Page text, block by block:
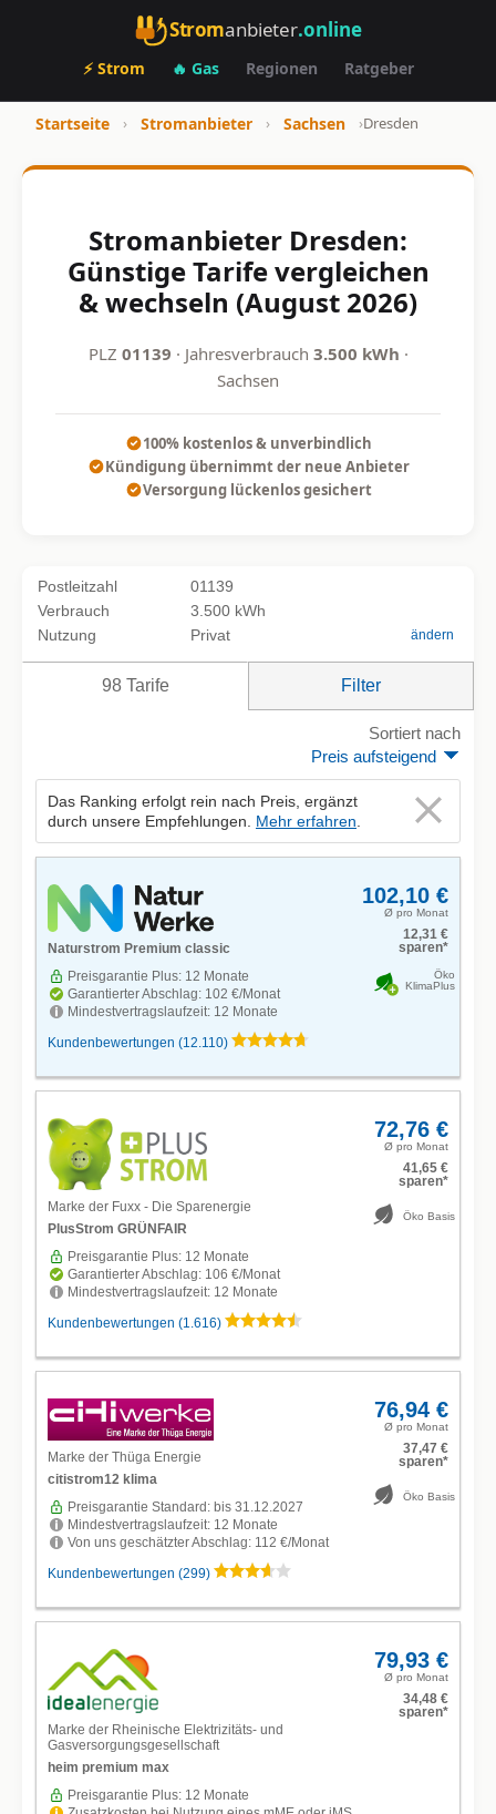
Stromanbieter.online
⚡ Strom 🔥 Gas Regionen Ratgeber
Startseite › Stromanbieter › Sachsen ›Dresden
Stromanbieter Dresden:
Günstige Tarife vergleichen
& wechseln (August 2026)
PLZ 01139 · Jahresverbrauch 3.500 kWh ·
Sachsen
100% kostenlos & unverbindlich
Kündigung übernimmt der neue Anbieter
Versorgung lückenlos gesichert